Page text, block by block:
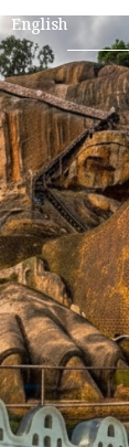
EnglishSearch
for: